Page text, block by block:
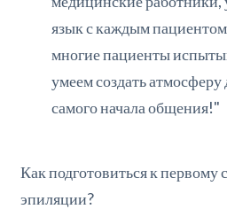
язык с каждым
многие пациенты
умеем создать
самого начала общения!"
Как подготовиться к первому
эпиляции?